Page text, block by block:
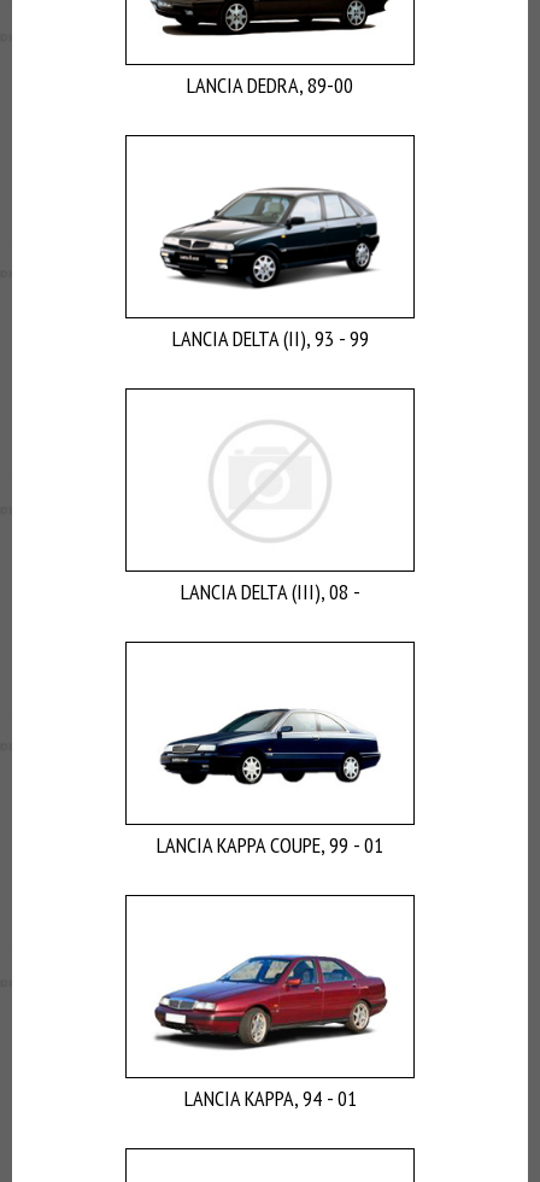
LANCIA DEDRA, 89-00
LANCIA DELTA (II), 93 - 99
LANCIA DELTA (III), 08 -
LANCIA KAPPA COUPE, 99 - 01
LANCIA KAPPA, 94 - 01